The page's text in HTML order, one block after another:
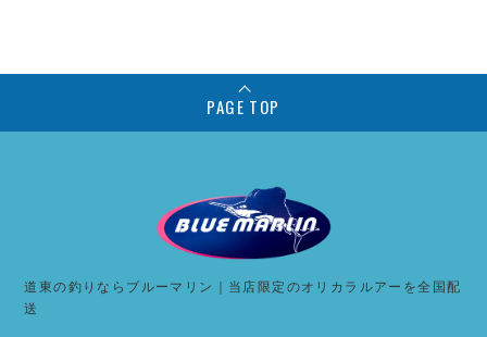
PAGE TOP
道東の釣りならブルーマリン｜当店限定のオリカラルアーを全国配
送